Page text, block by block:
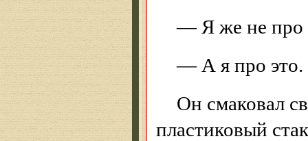
— Я же не про
— А я про это.
Он смаковал
пластиковый